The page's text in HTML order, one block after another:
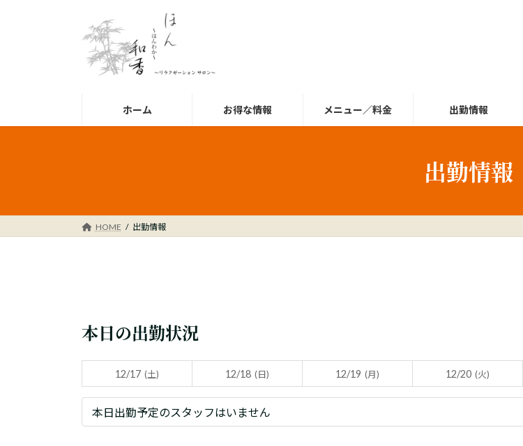
キ
に
ホーム お得な情報 メニュー／料金 出勤情報
出勤情報
HOME 出勤情報
本日の出勤状況
12/17 (土) 12/18 (日) 12/19 (月) 12/20 (火)
本日出勤予定のスタッフはいません